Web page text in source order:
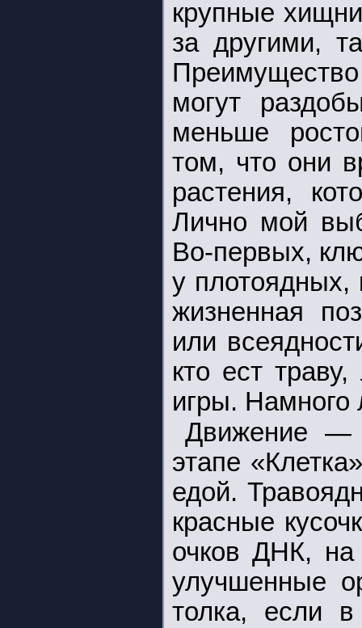
крупные
за другими,
могут
меньше
том, что они
растения,
Лично мой
Во-первых,
у плотоядных,
жизненная
или
кто ест
игры. Намного
Движение —
этапе
едой.
красные
очков ДНК, на
улучшенные
толка, если